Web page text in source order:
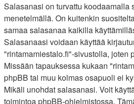
Salasanasi on turvattu koodaamalla
menetelmällä. On kuitenkin
samaa salasanaa kaikilla
Salasanaasi voidaan käyttää
"rintamamiestalo.fi"-sivustolla, joten
Missään tapauksessa kukaan
phpBB tai muu kolmas osapuoli ei
Mikäli unohdat salasanasi. Voit
toimintoa phpBB-ohjelmistossa.